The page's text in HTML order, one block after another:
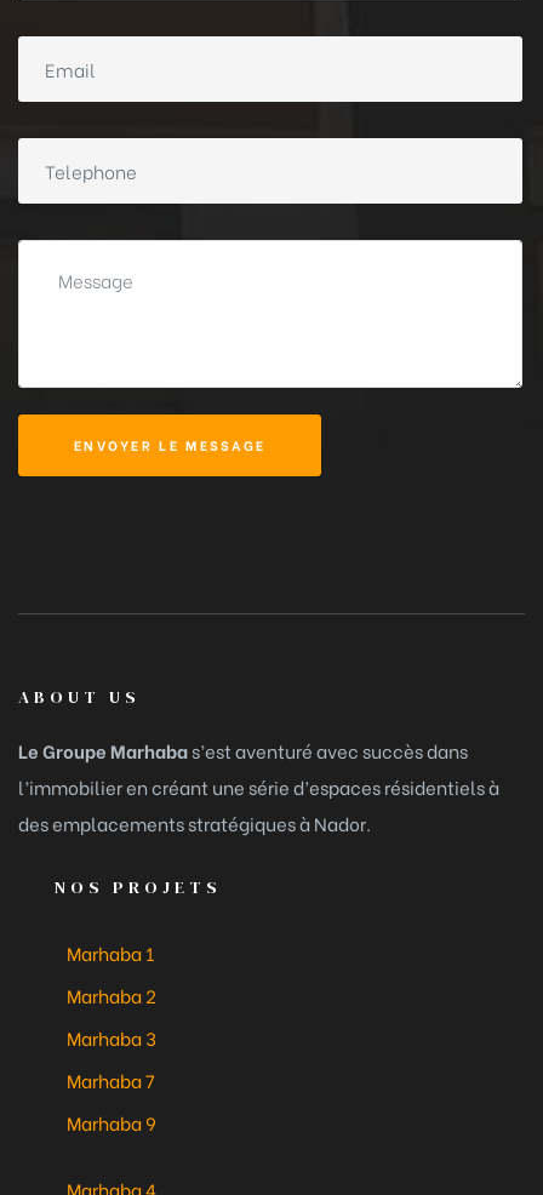
ENVOYER LE MESSAGE
ABOUT US
Le Groupe Marhabas’est aventuré avec succès dans
l’immobilier en créant une série d’espaces résidentiels à
des emplacements stratégiques à Nador.
NOS PROJETS
Marhaba 1
Marhaba 2
Marhaba 3
Marhaba 7
Marhaba 9
Marhaba 4